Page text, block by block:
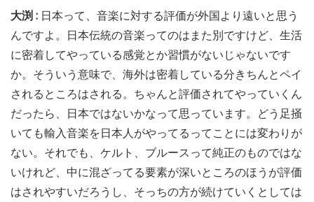
大渕 : 日本って、音楽に対する評価が外国より遠いと思う
んですよ。日本伝統の音楽ってのはまた別ですけど、生活
に密着してやっている感覚とか習慣がないじゃないです
か。そういう意味で、海外は密着している分きちんとペイ
されるところはされる。ちゃんと評価されてやっていくん
だったら、日本ではないかなって思っています。どう足掻
いても輸入音楽を日本人がやってるってことには変わりが
ない。それでも、ケルト、ブルースって純正のものではな
いけれど、中に混ざってる要素が深いところのほうが評価
はされやすいだろうし、そっちの方が続けていくとしては